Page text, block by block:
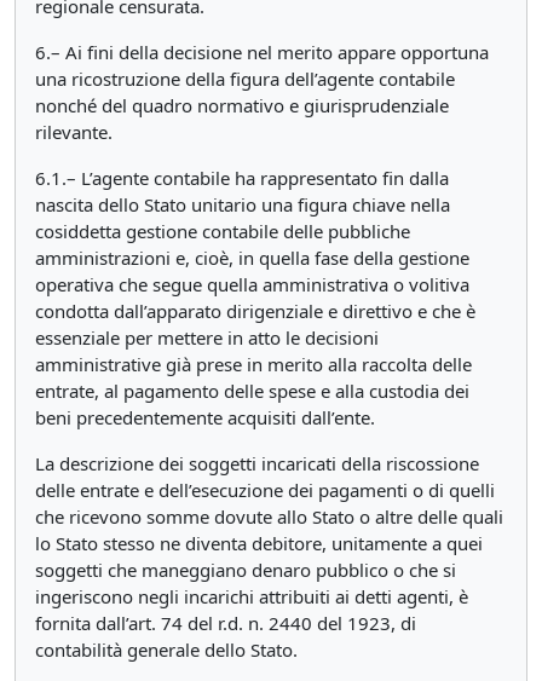
regionale censurata.
6.– Ai fini della decisione nel merito appare opportuna
una ricostruzione della figura dell’agente contabile
nonché del quadro normativo e giurisprudenziale
rilevante.
6.1.– L’agente contabile ha rappresentato fin dalla
nascita dello Stato unitario una figura chiave nella
cosiddetta gestione contabile delle pubbliche
amministrazioni e, cioè, in quella fase della gestione
operativa che segue quella amministrativa o volitiva
condotta dall’apparato dirigenziale e direttivo e che è
essenziale per mettere in atto le decisioni
amministrative già prese in merito alla raccolta delle
entrate, al pagamento delle spese e alla custodia dei
beni precedentemente acquisiti dall’ente.
La descrizione dei soggetti incaricati della riscossione
delle entrate e dell’esecuzione dei pagamenti o di quelli
che ricevono somme dovute allo Stato o altre delle quali
lo Stato stesso ne diventa debitore, unitamente a quei
soggetti che maneggiano denaro pubblico o che si
ingeriscono negli incarichi attribuiti ai detti agenti, è
fornita dall’art. 74 del r.d. n. 2440 del 1923, di
contabilità generale dello Stato.